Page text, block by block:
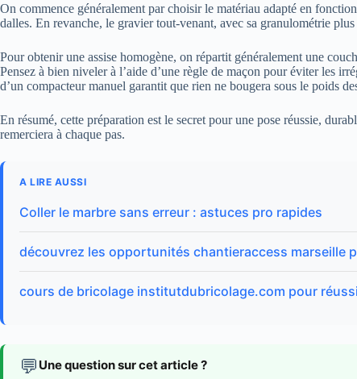
On commence généralement par choisir le matériau adapté en
dalles. En revanche, le gravier tout-venant, avec sa granulométrie
Pour obtenir une assise homogène, on répartit généralement une
Pensez à bien niveler à l’aide d’une règle de maçon pour éviter les
d’un compacteur manuel garantit que rien ne bougera sous le poids
En résumé, cette préparation est le secret pour une pose réussie,
remerciera à chaque pas.
A LIRE AUSSI
Coller le marbre sans erreur : astuces pro rapides
découvrez les opportunités chantieraccess marseille
cours de bricolage institutdubricolage.com pour
💬 Une question sur cet article ?